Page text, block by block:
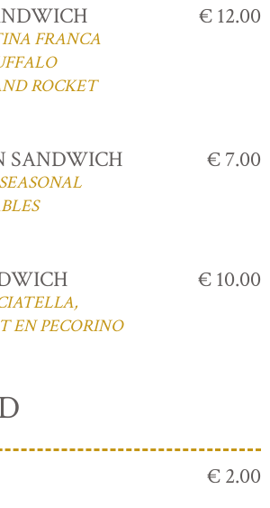
FRANCA
ROCKET
€ 12.00
SANDWICH € 7.00
EN PECORINO
€ 10.00
€ 2.00